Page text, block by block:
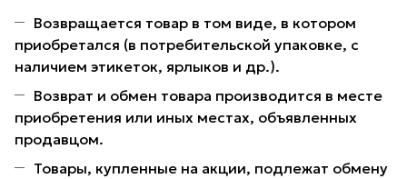
Возвращается товар в том виде, в котором
приобретался (в потребительской упаковке, с
наличием этикеток, ярлыков и др.).
Возврат и обмен товара производится в месте
приобретения или иных местах, объявленных
продавцом.
Товары, купленные на акции, подлежат обмену